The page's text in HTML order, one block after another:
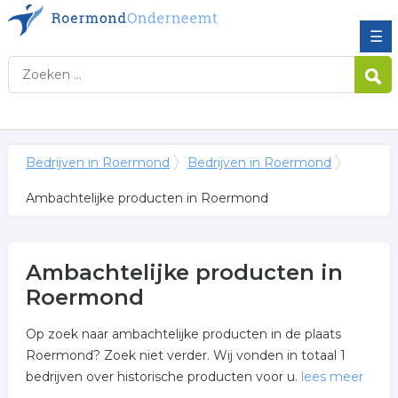
☰
Bedrijven in Roermond Bedrijven in Roermond
Ambachtelijke producten in Roermond
Ambachtelijke producten in
Roermond
Op zoek naar ambachtelijke producten in de plaats
Roermond? Zoek niet verder. Wij vonden in totaal 1
bedrijven over historische producten voor u. lees meer